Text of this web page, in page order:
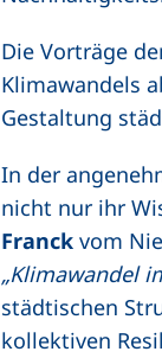
Die Vorträge
Klimawandels
Gestaltung
In der
nicht nur ihr
Franck vom
„Klimawandel
städtischen
kollektiven